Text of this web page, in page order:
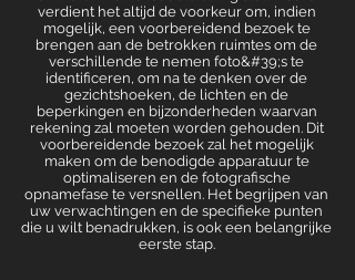
verdient het altijd de voorkeur om, indien
mogelijk, een voorbereidend bezoek te
brengen aan de betrokken ruimtes om de
verschillende te nemen foto&#39;s te
identificeren, om na te denken over de
gezichtshoeken, de lichten en de
beperkingen en bijzonderheden waarvan
rekening zal moeten worden gehouden. Dit
voorbereidende bezoek zal het mogelijk
maken om de benodigde apparatuur te
optimaliseren en de fotografische
opnamefase te versnellen. Het begrijpen van
uw verwachtingen en de specifieke punten
die u wilt benadrukken, is ook een belangrijke
eerste stap.